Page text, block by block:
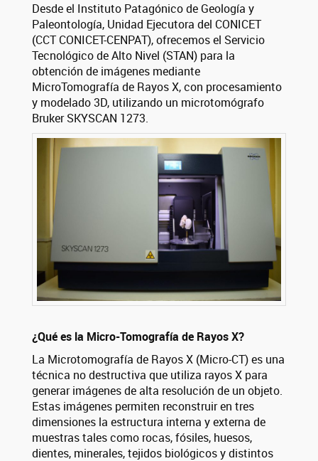
Desde el Instituto Patagónico de Geología y
Paleontología, Unidad Ejecutora del CONICET
(CCT CONICET-CENPAT), ofrecemos el Servicio
Tecnológico de Alto Nivel (STAN) para la
obtención de imágenes mediante
MicroTomografía de Rayos X, con procesamiento
y modelado 3D, utilizando un microtomógrafo
Bruker SKYSCAN 1273.
¿Qué es la Micro-Tomografía de Rayos X?
La Microtomografía de Rayos X (Micro-CT) es una
técnica no destructiva que utiliza rayos X para
generar imágenes de alta resolución de un objeto.
Estas imágenes permiten reconstruir en tres
dimensiones la estructura interna y externa de
muestras tales como rocas, fósiles, huesos,
dientes, minerales, tejidos biológicos y distintos